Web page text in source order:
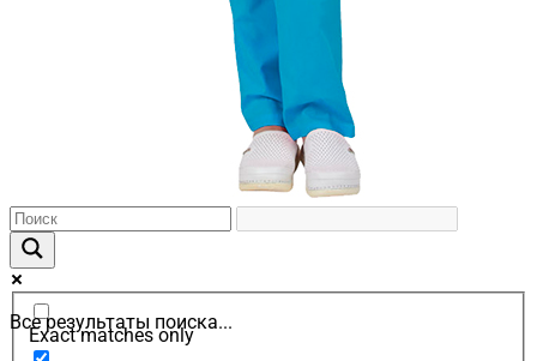
Все результаты поиска...
Exact matches only